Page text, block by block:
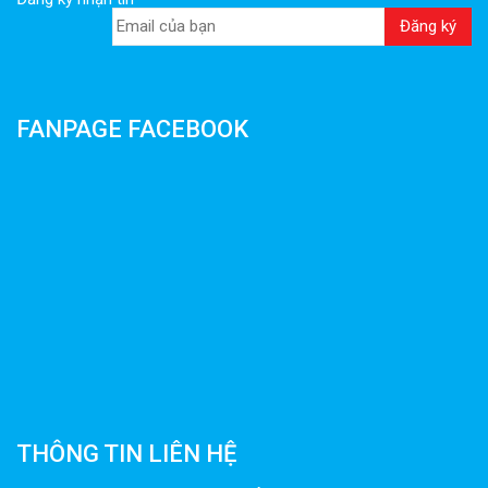
FANPAGE FACEBOOK
THÔNG TIN LIÊN HỆ